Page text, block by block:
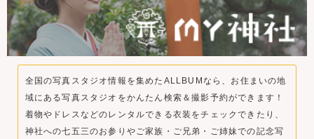
全国の写真スタジオ情報を集めたALLBUMなら、お住まいの地
域にある写真スタジオをかんたん検索＆撮影予約ができます！
着物やドレスなどのレンタルできる衣装をチェックできたり、
神社への七五三のお参りやご家族・ご兄弟・ご姉妹での記念写